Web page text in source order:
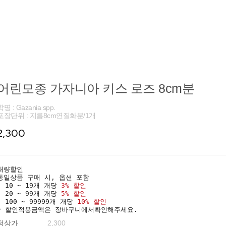
린모종 가자니아 키스 로즈 8cm분
명 : Gazania spp.
장단위 : 지름8cm연질화분/1개
량할인
일상품 구매 시, 옵션 포함
10 ~ 19개 개당 3% 할인
20 ~ 99개 개당 5% 할인
100 ~ 99999개 개당 10% 할인
할인적용금액은 장바구니에서확인해주세요.
상가 2,300